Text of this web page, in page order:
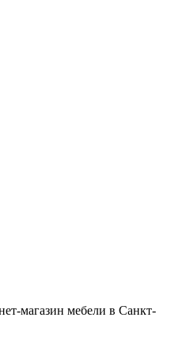
магазин мебели в Санкт-